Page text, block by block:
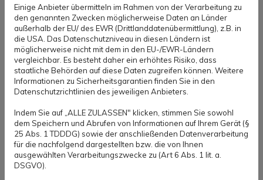
häufig vor das gar keine Abdichtung bei der
letzten Sanierung erfolgte. In diesem Fall würden
wir dies dem Kunden mitteilen und eine
fachgerechte Abdichtung vornehmen. Nun
werden die Fliesen aus Reservebeständen des
Kunden oder von uns nach Absprache mit dem
Kunden, Fliesen aus dem Restehandel, besorgt
und je nach Bedarf mit schnell abbindenden
Fliesenklebern verlegt und direkt im Anschluss
verfugt. Erfahrungsgemäß dauert eine Reparatur
Einige Anbieter übermitteln im Rahmen von der Verarbeitung zu
den genannten Zwecken möglicherweise Daten an Länder
außerhalb der EU/ des EWR (Drittlanddatenübermittlung), z.B. in
die USA. Das Datenschutzniveau in diesen Ländern ist
möglicherweise nicht mit dem in den EU-/EWR-Ländern
vergleichbar. Es besteht daher ein erhöhtes Risiko, dass
staatliche Behörden auf diese Daten zugreifen können. Weitere
Informationen zu Sicherheitsgarantien finden Sie in den
Datenschutzrichtlinien des jeweiligen Anbieters.
Indem Sie auf „ALLE ZULASSEN" klicken, stimmen Sie sowohl
dem Speichern und Abrufen von Informationen auf Ihrem Gerät (§
25 Abs. 1 TDDDG) sowie der anschließenden Datenverarbeitung
für die nachfolgend dargestellten bzw. die von Ihnen
ausgewählten Verarbeitungszwecke zu (Art 6 Abs. 1 lit. a.
DSGVO).